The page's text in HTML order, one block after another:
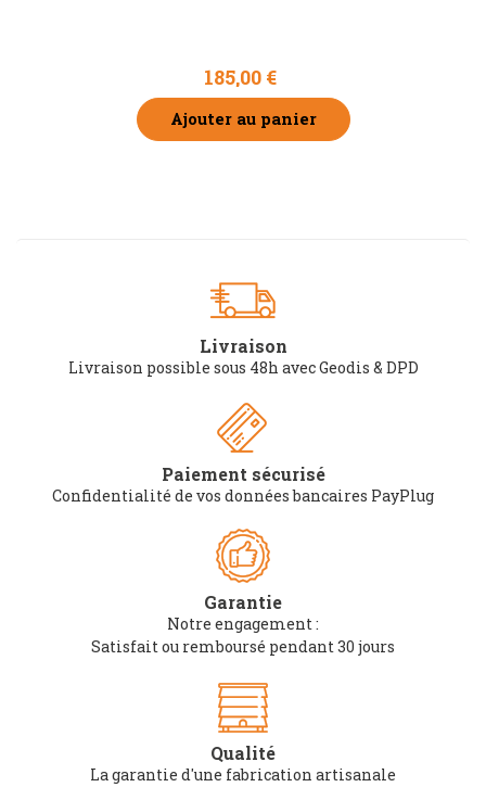
185,00 €
Ajouter au panier
Livraison
Livraison possible sous 48h avec Geodis & DPD
Paiement sécurisé
Confidentialité de vos données bancaires PayPlug
Garantie
Notre engagement :
Satisfait ou remboursé pendant 30 jours
Qualité
La garantie d'une fabrication artisanale